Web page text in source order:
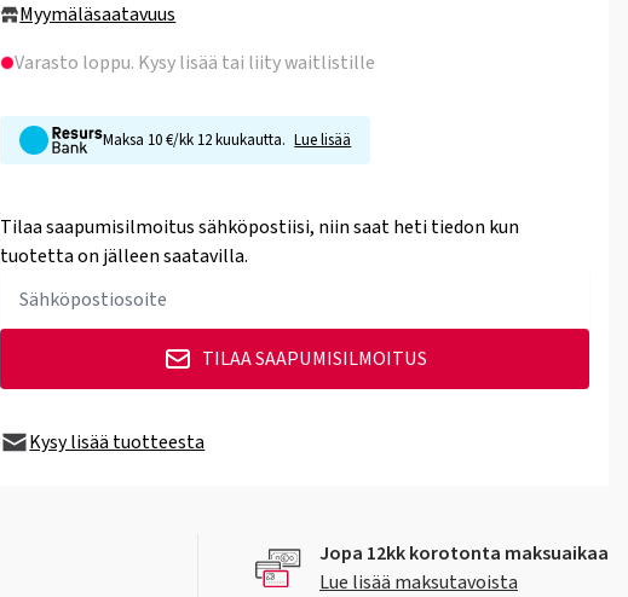
Myymäläsaatavuus
Varasto loppu. Kysy lisää tai liity waitlistille
Maksa 10 €/kk 12 kuukautta. Lue lisää
Tilaa saapumisilmoitus sähköpostiisi, niin saat heti tiedon kun
tuotetta on jälleen saatavilla.
TILAA SAAPUMISILMOITUS
Kysy lisää tuotteesta
Jopa 12kk korotonta maksuaikaa
Lue lisää maksutavoista